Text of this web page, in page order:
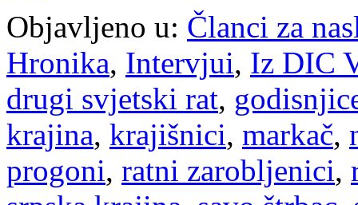
Objavljeno u: Članci za
Hronika, Intervjui, Iz DIC
drugi svjetski rat,
krajina, krajišnici, markač,
progoni, ratni zarobljenici,